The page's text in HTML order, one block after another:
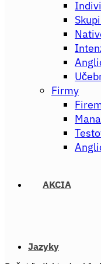
Firmy
AKCIA
Jazyky